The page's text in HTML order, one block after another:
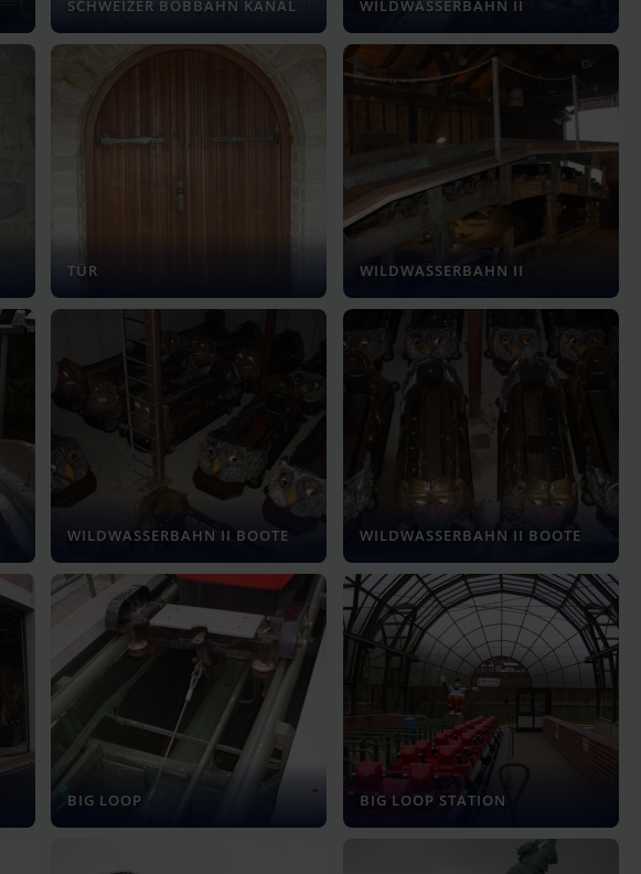
SCHWEIZER BOBBAHN KANAL WILDWASSERBAHN II
TÜR WILDWASSERBAHN II
WILDWASSERBAHN II BOOTE WILDWASSERBAHN II BOOTE
BIG LOOP BIG LOOP STATION